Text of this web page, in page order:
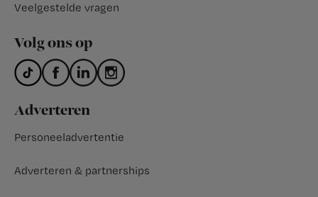
Veelgestelde vragen
Volg ons op
Adverteren
Personeeladvertentie
Adverteren & partnerships